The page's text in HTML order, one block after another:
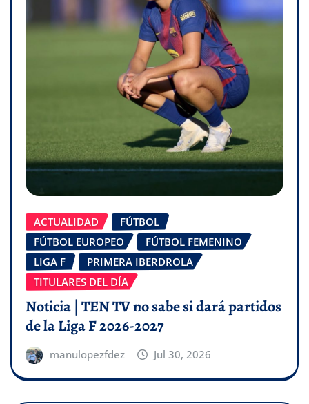
ACTUALIDAD
FÚTBOL
FÚTBOL EUROPEO
FÚTBOL FEMENINO
LIGA F
PRIMERA IBERDROLA
TITULARES DEL DÍA
Noticia | TEN TV no sabe si dará partidos
de la Liga F 2026-2027
manulopezfdez Jul 30, 2026